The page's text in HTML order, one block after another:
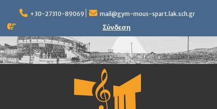
content
+30-27310-89069 mail@gym-mous-spart.lak.sch.gr
Σύνδεση